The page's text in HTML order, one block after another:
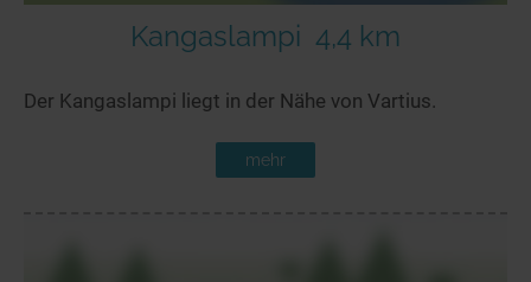
Kangaslampi 4,4 km
Der Kangaslampi liegt in der Nähe von Vartius.
mehr